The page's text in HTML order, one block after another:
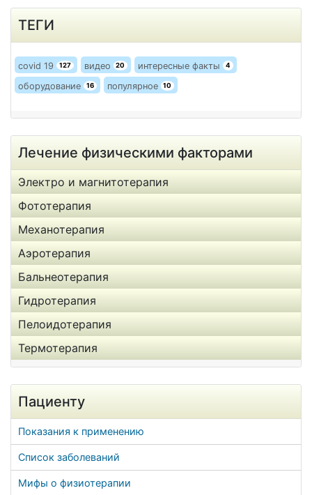
ТЕГИ
covid 19 127 видео 20 интересные факты 4
оборудование 16 популярное 10
Лечение физическими факторами
Электро и магнитотерапия
Фототерапия
Механотерапия
Аэротерапия
Бальнеотерапия
Гидротерапия
Пелоидотерапия
Термотерапия
Пациенту
Показания к применению
Список заболеваний
Мифы о физиотерапии